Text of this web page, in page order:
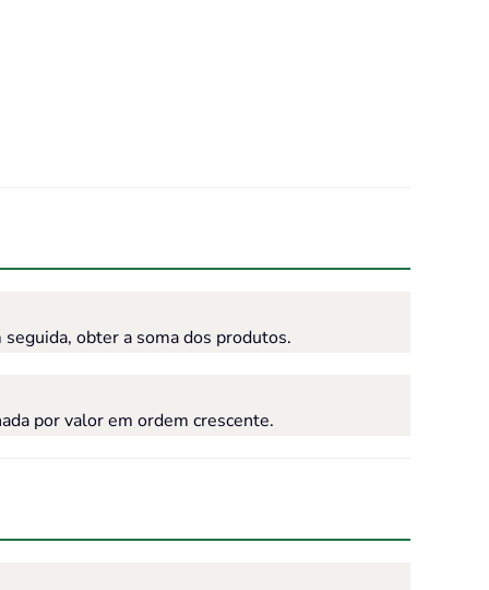
obter a soma dos produtos.
por valor em ordem crescente.